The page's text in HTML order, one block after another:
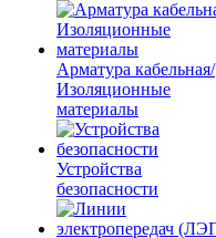
Арматура кабельная/
Изоляционные
материалы
Устройства
безопасности